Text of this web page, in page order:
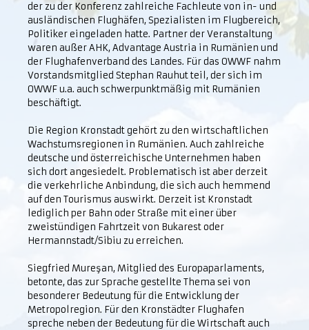
der zu der Konferenz zahlreiche Fachleute von in- und
ausländischen Flughäfen, Spezialisten im Flugbereich,
Politiker eingeladen hatte. Partner der Veranstaltung
waren außer AHK, Advantage Austria in Rumänien und
der Flughafenverband des Landes. Für das OWWF nahm
Vorstandsmitglied Stephan Rauhut teil, der sich im
OWWF u.a. auch schwerpunktmäßig mit Rumänien
beschäftigt.
Die Region Kronstadt gehört zu den wirtschaftlichen
Wachstumsregionen in Rumänien. Auch zahlreiche
deutsche und österreichische Unternehmen haben
sich dort angesiedelt. Problematisch ist aber derzeit
die verkehrliche Anbindung, die sich auch hemmend
auf den Tourismus auswirkt. Derzeit ist Kronstadt
lediglich per Bahn oder Straße mit einer über
zweistündigen Fahrtzeit von Bukarest oder
Hermannstadt/Sibiu zu erreichen.
Siegfried Mureşan, Mitglied des Europaparlaments,
betonte, das zur Sprache gestellte Thema sei von
besonderer Bedeutung für die Entwicklung der
Metropolregion. Für den Kronstädter Flughafen
spreche neben der Bedeutung für die Wirtschaft auch